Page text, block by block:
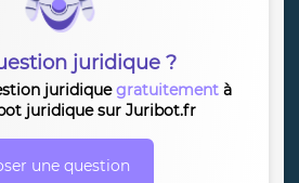
juridique ?
juridiquegratuitement à
juridique sur Juribot.fr
une question